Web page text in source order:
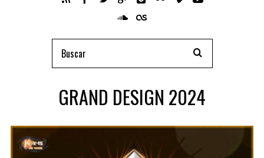
GRAND DESIGN 2024